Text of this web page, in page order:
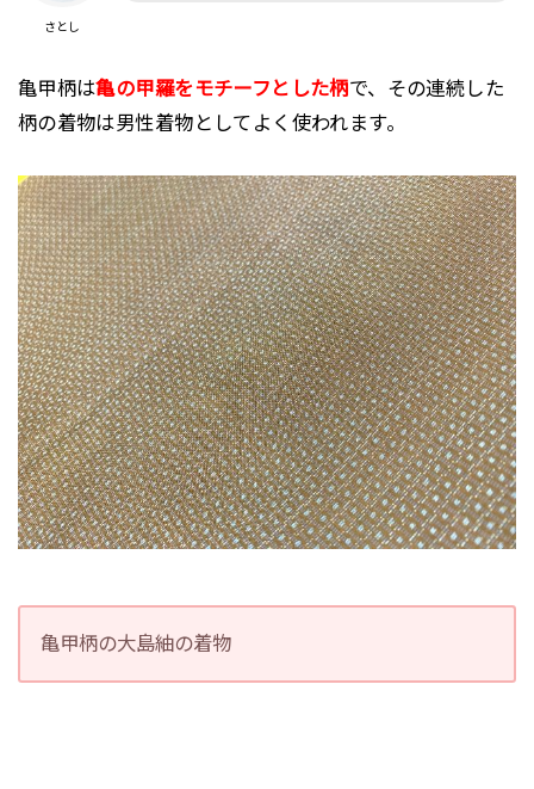
さとし
亀甲柄は亀の甲羅をモチーフとした柄で、その連続した
柄の着物は男性着物としてよく使われます。
亀甲柄の大島紬の着物